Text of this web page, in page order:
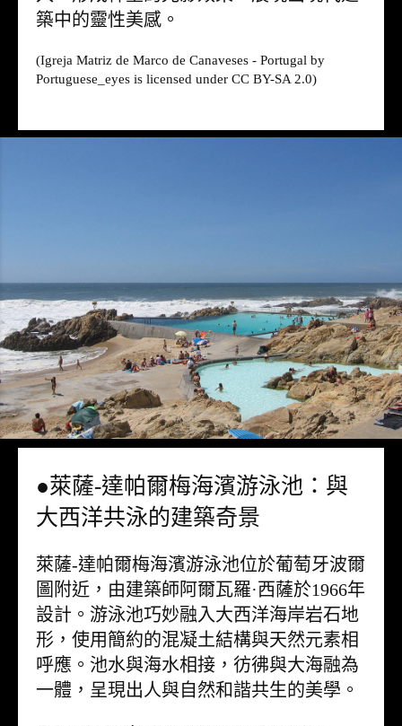
築中的靈性美感。
(Igreja Matriz de Marco de Canaveses - Portugal by
Portuguese_eyes is licensed under CC BY-SA 2.0)
●萊薩-達帕爾梅海濱游泳池：與
大西洋共泳的建築奇景
萊薩-達帕爾梅海濱游泳池位於葡萄牙波爾
圖附近，由建築師阿爾瓦羅·西薩於1966年
設計。游泳池巧妙融入大西洋海岸岩石地
形，使用簡約的混凝土結構與天然元素相
呼應。池水與海水相接，彷彿與大海融為
一體，呈現出人與自然和諧共生的美學。